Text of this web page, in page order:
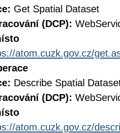
Get Spatial Dataset
(DCP):
atom.cuzk.gov.cz/
Describe Spatial
(DCP):
atom.cuzk.gov.cz/